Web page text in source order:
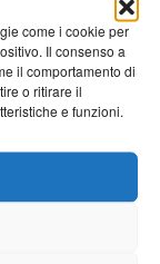
come i cookie per
Il consenso a
il comportamento di
o ritirare il
e funzioni.
ancora